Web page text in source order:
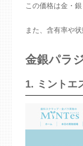
この価格は金・
また、含有率や
金銀パラ
1. ミントエ